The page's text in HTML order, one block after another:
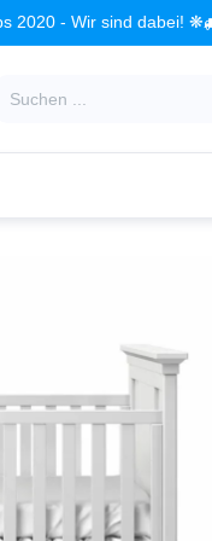
2020 - Wir sind dabei! ❋